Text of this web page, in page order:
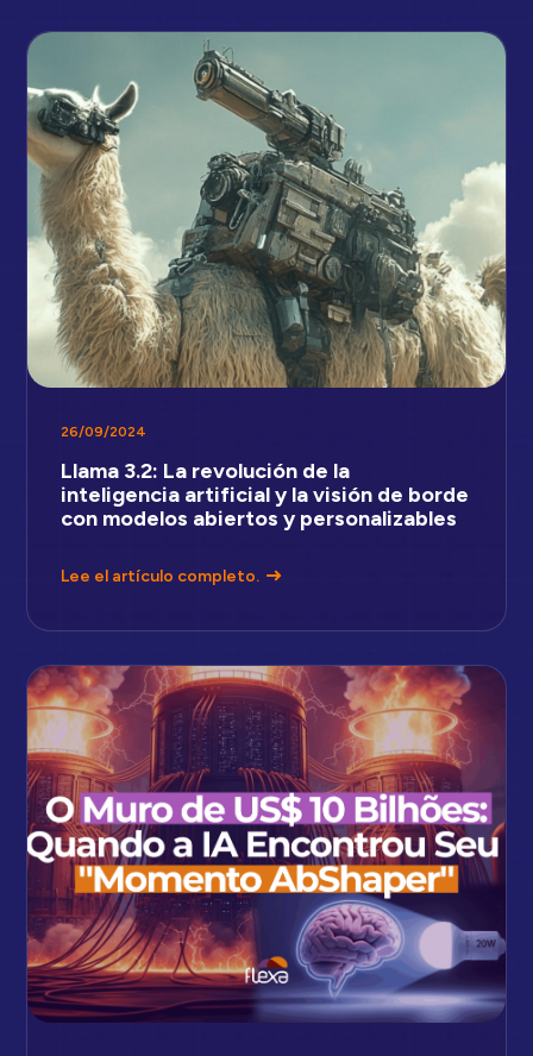
26/09/2024
Llama 3.2: La revolución de la
inteligencia artificial y la visión de borde
con modelos abiertos y personalizables
Lee el artículo completo.